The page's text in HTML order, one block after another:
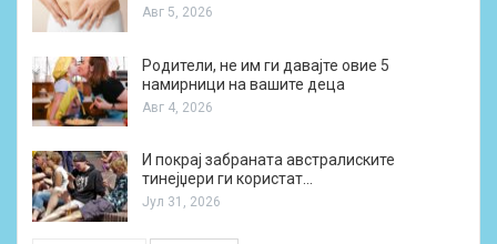
Авг 5, 2026
Родители, не им ги давајте овие 5
намирници на вашите деца
Авг 4, 2026
И покрај забраната австралиските
тинејџери ги користат…
Јул 31, 2026